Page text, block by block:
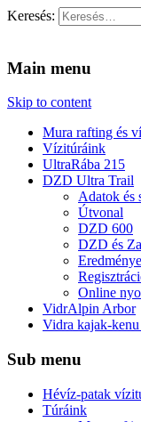
Keresés:
Main menu
Skip to content
Mura rafting és
Vízitúráink
UltraRába 215
DZD Ultra Trail
Adatok és
Útvonal
DZD 600
DZD és
Online
VidrAlpin Arbor
Vidra kajak-
Sub menu
Hévíz-patak
Túráink